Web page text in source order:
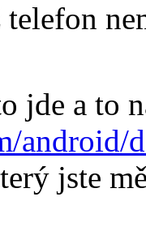
jde a to
android/
jste